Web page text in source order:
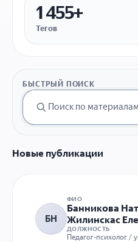
1 455+
Тегов
БЫСТРЫЙ ПОИСК
Новые публикации
БН
ФИО
Банникова
Жилинскас
ДОЛЖНОСТЬ
Педагог-психолог /